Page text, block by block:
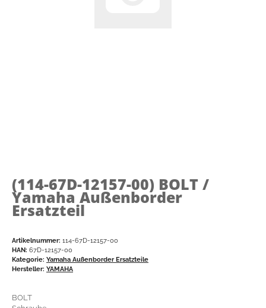
(114-67D-12157-00) BOLT /
Yamaha Außenborder
Ersatzteil
Artikelnummer: 114-67D-12157-00
HAN: 67D-12157-00
Kategorie: Yamaha Außenborder Ersatzteile
Hersteller: YAMAHA
BOLT